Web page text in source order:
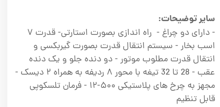
سایر توضیحات:
- دارای دو چراغ - راه اندازی بصورت استارتی- قدرت ۷
اسب بخار - سیستم انتقال قدرت بصورت گیربکسی و
انتقال قدرت مطلوب موتور - دو دنده جلو و یک دنده
عقب - 28 تا 32 تیغه با محور ۸ ردیفه به همراه ۲ دیسک -
مجهز به چرخ های پلاستیکی ۵۰۰-۱۲ - فرمان تلسکوپی
قابل تنظیم